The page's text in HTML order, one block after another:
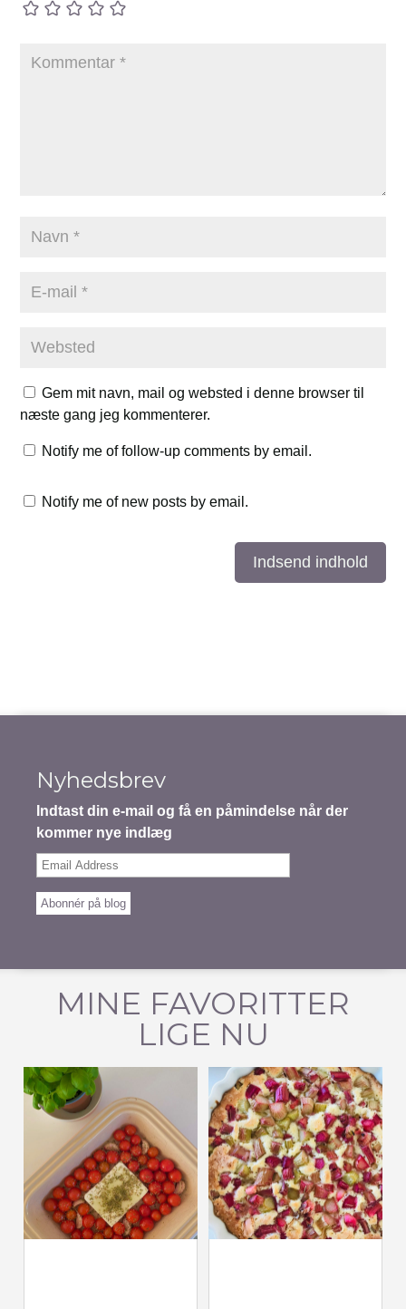
Gem mit navn, mail og websted i denne browser til
næste gang jeg kommenterer.
Notify me of follow-up comments by email.
Notify me of new posts by email.
Indsend indhold
Nyhedsbrev
Indtast din e-mail og få en påmindelse når der
kommer nye indlæg
Email
Abonnér på blog
MINE FAVORITTER
LIGE NU